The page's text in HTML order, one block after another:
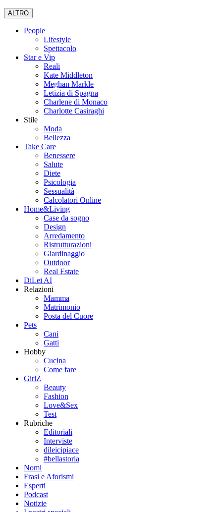
ALTRO
People
Lifestyle
Spettacolo
Star e Vip
Reali
Kate Middleton
Meghan Markle
Letizia di Spagna
Charlene di Monaco
Charlotte Casiraghi
Stile
Moda
Bellezza
Take Care
Benessere
Salute
Diete
Psicologia
Sessualità
Calcolatori Online
Home&Living
Case da sogno
Design
Arredamento
Ristrutturazioni
Giardinaggio
Outdoor
Real Estate
DiLei AI
Relazioni
Mamma
Matrimonio
Posta del Cuore
Pets
Cani
Gatti
Hobby
Cucina
Come fare
GirlZ
Beauty
Fashion
Love&Sex
Test
Rubriche
Editoriali
Interviste
dileicipiace
#bellastoria
Nomi
Frasi e Aforismi
Esperti
Podcast
Notizie